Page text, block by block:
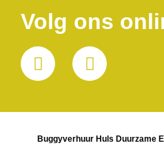
Volg ons
Buggyverhuur Huls Duurzame